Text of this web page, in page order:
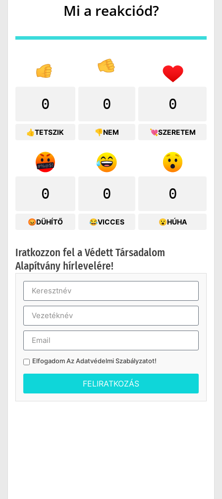
Mi a reakciód?
0
👍TETSZIK
0
👎NEM
0
💘SZERETEM
0
😡DÜHÍTŐ
0
😂VICCES
0
😮HÚHA
Iratkozzon fel a Védett Társadalom
Alapítvány hírlevelére!
Elfogadom AzAdatvédelmi Szabályzatot!
FELIRATKOZÁS